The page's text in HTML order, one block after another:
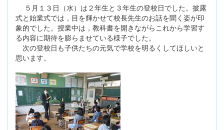
５月１３日（水）は２年生と３年生の登校日でした。披露
式と始業式では，目を輝かせて校長先生のお話を聞く姿が印
象的でした。授業中は，教科書を開きながらこれから学習す
る内容に期待を膨らませている様子でした。
次の登校日も子供たちの元気で学校を明るくしてほしいと
思います。